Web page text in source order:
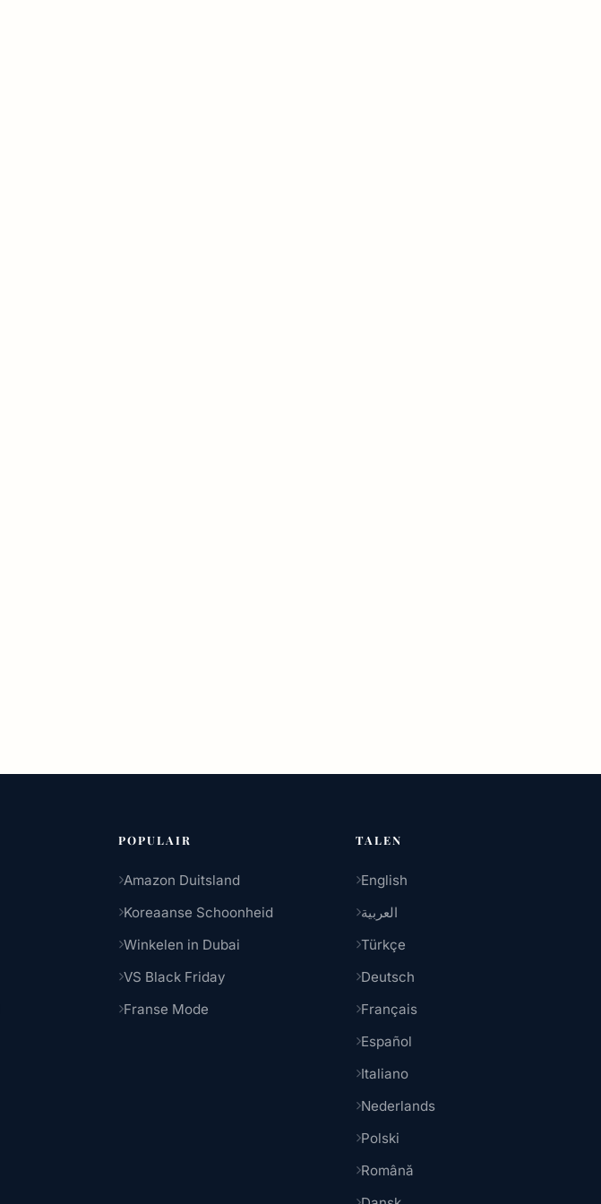
POPULAIR
Amazon Duitsland
Koreaanse Schoonheid
Winkelen in Dubai
VS Black Friday
Franse Mode
TALEN
English
العربية
Türkçe
Deutsch
Français
Español
Italiano
Nederlands
Polski
Română